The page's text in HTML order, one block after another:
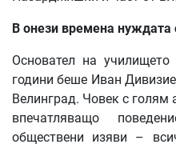
В онези времена нуждата
Основател на
години беше Иван
Велинград. Човек с голям
впечатляващо
обществени изяви –